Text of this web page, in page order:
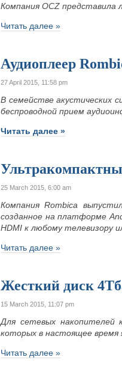
Компания OCZ представила
Читать далее »
Аудиоплеер
27 April 2015, 11:58 pm
В семействе акустических
беспроводной прием
Читать далее »
25 March 2015, 6:00 am
КомпанияRombica
созданное на платформе
HDMI к любому телевизору
Читать далее »
Жесткий диск
15 March 2015, 11:07 pm
Для сетевых накопителей
которых в настоящее
Читать далее »